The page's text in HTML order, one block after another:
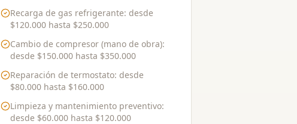
Recarga de gas refrigerante: desde
$120.000hasta $250.000
Cambio de compresor (mano de obra):
desde $150.000hasta $350.000
Reparación de termostato: desde
$80.000hasta $160.000
Limpieza y mantenimiento preventivo:
desde $60.000hasta $120.000